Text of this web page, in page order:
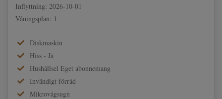
Inflyttning: 2026-10-01
Våningsplan: 1
Diskmaskin
Hiss - Ja
Hushållsel Eget abonnemang
Invändigt förråd
Mikrovågsugn